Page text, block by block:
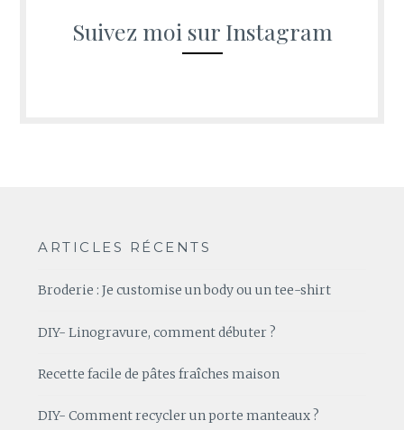
Suivez moi sur Instagram
ARTICLES RÉCENTS
Broderie : Je customise un body ou un tee-shirt
DIY- Linogravure, comment débuter ?
Recette facile de pâtes fraîches maison
DIY- Comment recycler un porte manteaux ?